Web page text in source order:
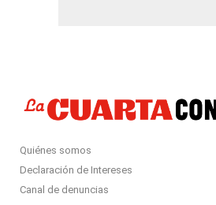
Quiénes somos
Declaración de Intereses
Canal de denuncias